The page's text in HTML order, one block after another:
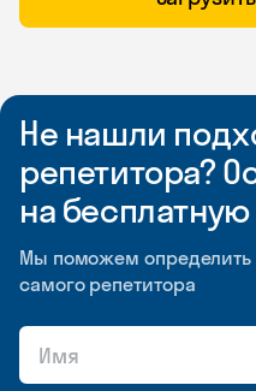
Не нашли
репетитора?
на
Мы поможем определить
самого репетитора